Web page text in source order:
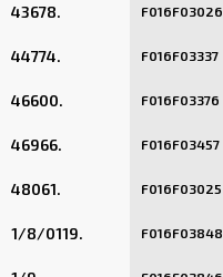
43678. F016F03026
44774. F016F03337
46600. F016F03376
46966. F016F03457
48061. F016F03025
1/8/0119. F016F03848